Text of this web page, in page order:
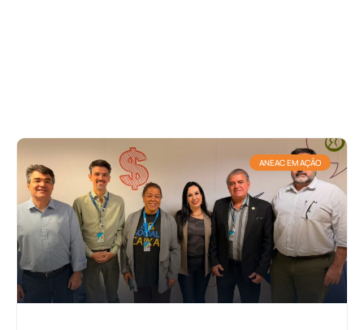
ANEAC EM AÇÃO